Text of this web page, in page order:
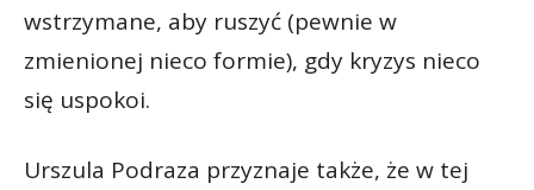
wstrzymane, aby ruszyć (pewnie w
zmienionej nieco formie), gdy kryzys nieco
się uspokoi.
Urszula Podraza przyznaje także, że w tej